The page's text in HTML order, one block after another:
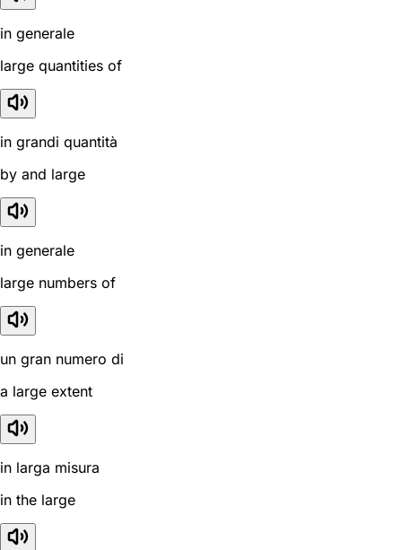
in generale
large quantities of
in grandi quantità
by and large
in generale
large numbers of
un gran numero di
a large extent
in larga misura
in the large